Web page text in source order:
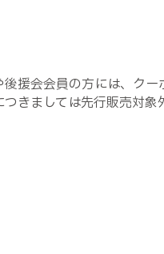
援会会員の方には、クー
きましては先行販売対象